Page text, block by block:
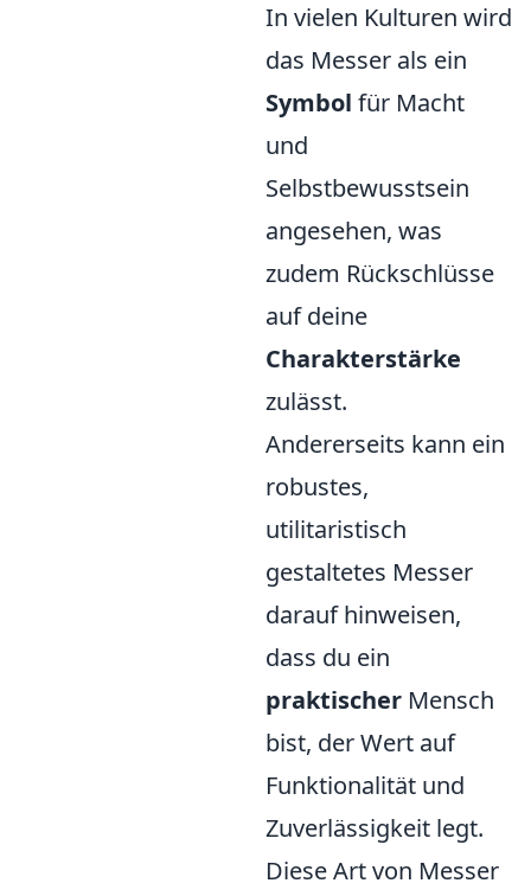
In vielen Kulturen wird
das Messer als ein
Symbol für Macht
und
Selbstbewusstsein
angesehen, was
zudem Rückschlüsse
auf deine
Charakterstärke
zulässt.
Andererseits kann ein
robustes,
utilitaristisch
gestaltetes Messer
darauf hinweisen,
dass du ein
praktischer Mensch
bist, der Wert auf
Funktionalität und
Zuverlässigkeit legt.
Diese Art von Messer